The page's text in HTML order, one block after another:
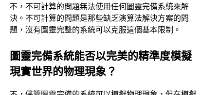
不，不可計算的問題無法使用任何圖靈完備系統來解
決。不可計算的問題是那些缺乏演算法解決方案的問
題，沒有圖靈完整的系統可以克服這個基本限制。
圖靈完備系統能否以完美的精準度模擬
現實世界的物理現象？